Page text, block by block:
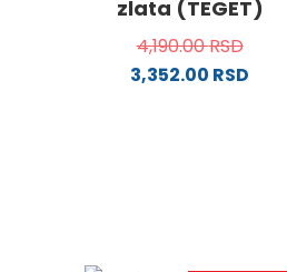
zlata (TEGET)
4,190.00RSD
3,352.00 RSD